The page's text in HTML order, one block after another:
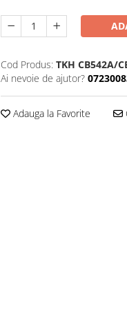
Cod Produs: TKH CB542A/
Ai nevoie de ajutor?
Adauga la Favorite